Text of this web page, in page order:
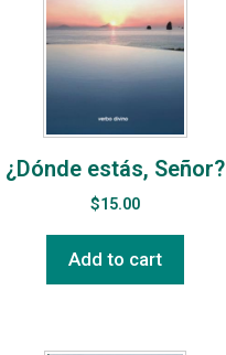
¿Dónde estás, Señor?
$15.00
Add to cart